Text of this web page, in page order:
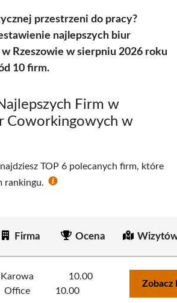
przestrzeni do pracy?
najlepszych biur
Rzeszowie w sierpniu 2026 roku
10 firm.
Firm w
Coworkingowych w
TOP 6 polecanych firm, które
rankingu.
Firma Ocena
Karowa
Office
10.00
10.00
Zobacz